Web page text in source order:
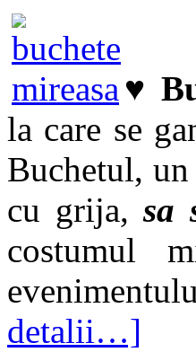
♥
la care se
Buchetul, un
cu grija,sa
costumul
detalii…]